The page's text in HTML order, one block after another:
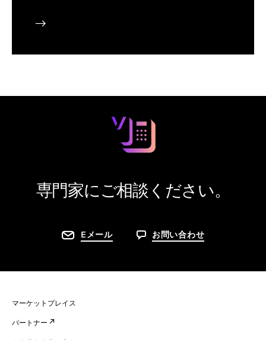
専門家にご相談ください。
Eメール お問い合わせ
マーケットプレイス
パートナー